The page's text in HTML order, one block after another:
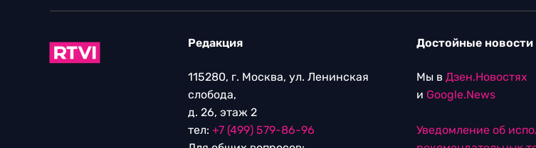
Редакция
115280, г. Москва, ул. Ленинская
слобода,
д. 26, этаж 2
тел: +7 (499) 579-86-96
Достойные новости
Мы в Дзен.Новостях
и Google.News
Уведомление об